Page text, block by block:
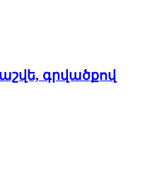
գրվածքով